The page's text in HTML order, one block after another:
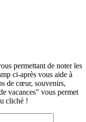
permettant de noter les
ci-après vous aide à
de cœur, souvenirs,
vacances" vous permet
cliché !